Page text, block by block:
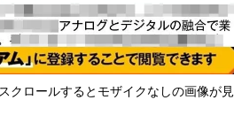
クロールするとモザイクなしの画像が見